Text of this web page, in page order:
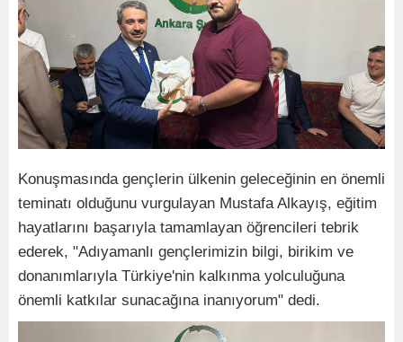
Konuşmasında gençlerin ülkenin geleceğinin en önemli
teminatı olduğunu vurgulayan Mustafa Alkayış, eğitim
hayatlarını başarıyla tamamlayan öğrencileri tebrik
ederek, "Adıyamanlı gençlerimizin bilgi, birikim ve
donanımlarıyla Türkiye'nin kalkınma yolculuğuna
önemli katkılar sunacağına inanıyorum" dedi.